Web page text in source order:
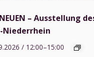
– Ausstellung
Niederrhein
/ 12:00–15:00